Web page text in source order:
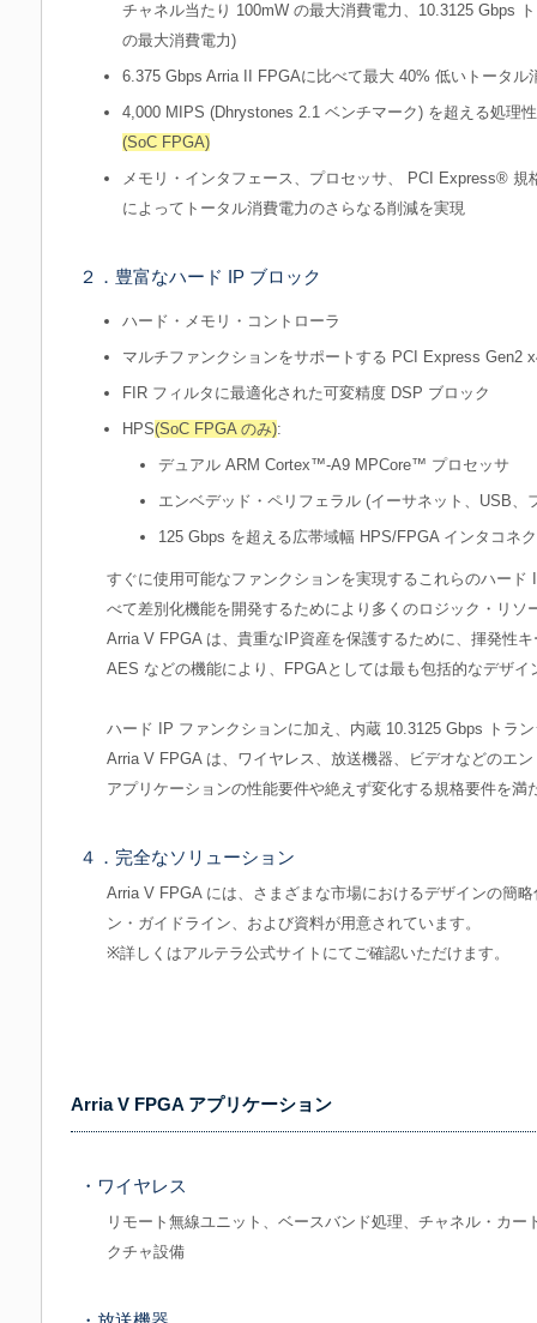
チャネル当たり 100mW の最大消費電力、10.3125 Gbps
の最大消費電力)
6.375 Gbps Arria II FPGAに比べて最大 40% 低いトータル
4,000 MIPS (Dhrystones 2.1 ベンチマーク) を超える処理
(SoC FPGA)
メモリ・インタフェース、プロセッサ、 PCI Express®
によってトータル消費電力のさらなる削減を実現
２．豊富なハード IP ブロック
ハード・メモリ・コントローラ
マルチファンクションをサポートする PCI Express Gen2
FIR フィルタに最適化された可変精度 DSP ブロック
HPS(SoC FPGA のみ):
デュアル ARM Cortex™-A9 MPCore™ プロセッサ
エンベデッド・ペリフェラル (イーサネット、USB、
125 Gbps を超える広帯域幅 HPS/FPGA インタコネ
すぐに使用可能なファンクションを実現するこれらのハー
べて差別化機能を開発するためにより多くのロジック・リソ
Arria V FPGA は、貴重なIP資産を保護するために、揮発性
AES などの機能により、FPGAとしては最も包括的なデザイ
ハード IP ファンクションに加え、内蔵 10.3125 Gbps トラ
Arria V FPGA は、ワイヤレス、放送機器、ビデオなどのエ
アプリケーションの性能要件や絶えず変化する規格要件を満
４．完全なソリューション
Arria V FPGA には、さまざまな市場におけるデザインの簡
ン・ガイドライン、および資料が用意されています。
※詳しくはアルテラ公式サイトにてご確認いただけます。
Arria V FPGA アプリケーション
・ワイヤレス
リモート無線ユニット、ベースバンド処理、チャネル・カ
クチャ設備